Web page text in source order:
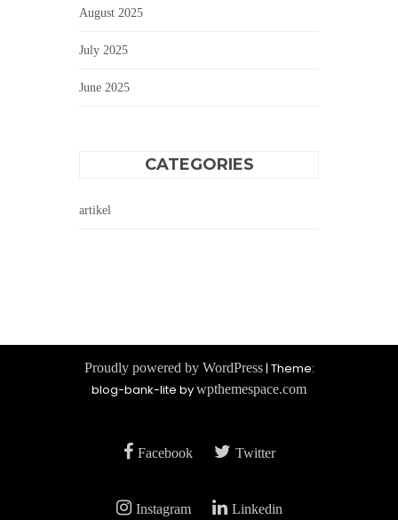
August 2025
July 2025
June 2025
CATEGORIES
artikel
Proudly powered by WordPress | Theme:
blog-bank-lite bywpthemespace.com
Facebook Twitter
Instagram Linkedin